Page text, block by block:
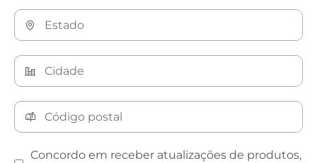
Concordo em receber atualizações de produtos,